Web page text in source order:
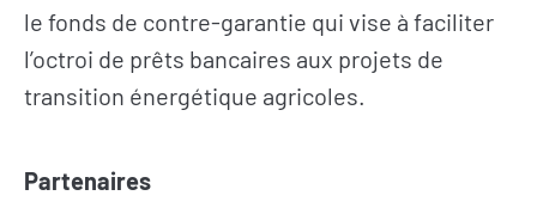
le fonds de contre-garantie qui vise à faciliter
l’octroi de prêts bancaires aux projets de
transition énergétique agricoles.
Partenaires